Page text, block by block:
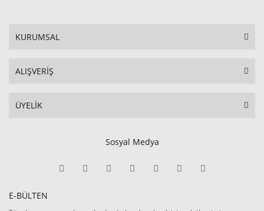
KURUMSAL
ALIŞVERİŞ
ÜYELİK
Sosyal Medya
E-BÜLTEN